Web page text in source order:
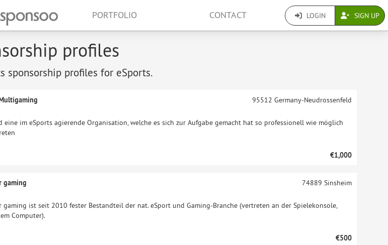
PORTFOLIO CONTACT LOGIN SIGN UP
profiles
sponsorship profiles for eSports.
eine im eSports agierende Organisation, welche es sich zur Aufgabe gemacht hat so professionell wie möglich
95512 Germany-Neudrossenfeld
€1,000
gaming
gaming ist seit 2010 fester Bestandteil der nat. eSport und Gaming-Branche (vertreten an der Spielekonsole,
Computer).
74889 Sinsheim
€500